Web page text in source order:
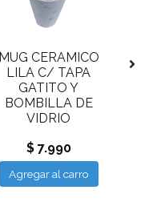
MUG CERAMICO
LILA C/ TAPA
GATITO Y
BOMBILLA DE
VIDRIO
$ 7.990
Agregar al carro